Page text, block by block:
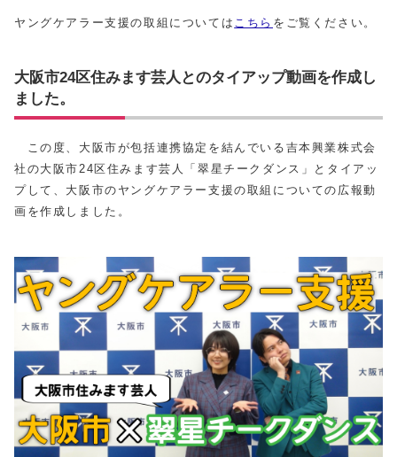
ヤングケアラー支援の取組については こちら をご覧ください。
大阪市24区住みます芸人とのタイアップ動画を作成し
ました。
この度、大阪市が包括連携協定を結んでいる吉本興業株式会
社の大阪市24区住みます芸人「翠星チークダンス」とタイアッ
プして、大阪市のヤングケアラー支援の取組についての広報動
画を作成しました。